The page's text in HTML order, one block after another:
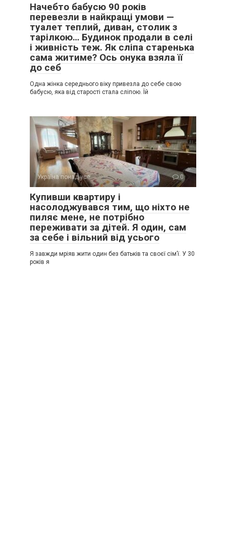
Начебто бабусю 90 років
перевезли в найкращі умови —
туалет теплий, диван, столик з
тарілкою… Будинок продали в селі
і живність теж. Як сліпа старенька
сама житиме? Ось онука взяла її
до себ
Одна жінка середнього віку привезла до себе свою
бабусю, яка від старості стала сліпою. Їй
Україна понад усе 0
Купивши квартиру і
насолоджувався тим, що ніхто не
пиляє мене, не потрібно
переживати за дітей. Я один, сам
за себе і вільний від усього
Я завжди мріяв жити один без батьків та своєї сім’ї. У 30
років я